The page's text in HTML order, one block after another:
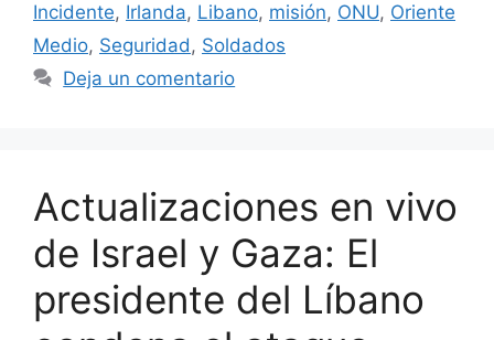
Incidente, Irlanda, Libano, misión, ONU, Oriente
Medio, Seguridad , Soldados
Deja un comentario
Actualizaciones en vivo
de Israel y Gaza: El
presidente del Líbano